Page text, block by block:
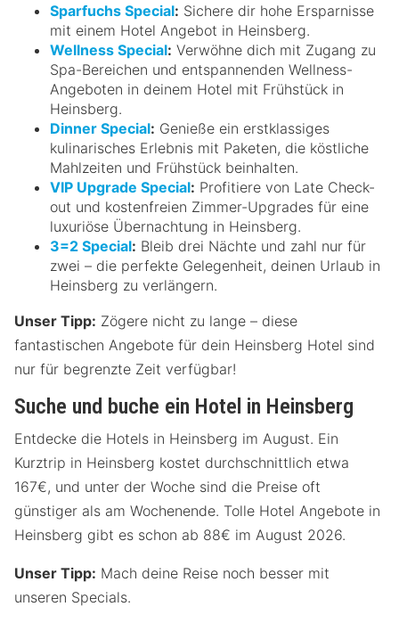
Sparfuchs Special: Sichere dir hohe Ersparnisse
mit einem Hotel Angebot in Heinsberg.
Wellness Special: Verwöhne dich mit Zugang zu
Spa-Bereichen und entspannenden Wellness-
Angeboten in deinem Hotel mit Frühstück in
Heinsberg.
Dinner Special: Genieße ein erstklassiges
kulinarisches Erlebnis mit Paketen, die köstliche
Mahlzeiten und Frühstück beinhalten.
VIP Upgrade Special: Profitiere von Late Check-
out und kostenfreien Zimmer-Upgrades für eine
luxuriöse Übernachtung in Heinsberg.
3=2 Special: Bleib drei Nächte und zahl nur für
zwei – die perfekte Gelegenheit, deinen Urlaub in
Heinsberg zu verlängern.
Unser Tipp: Zögere nicht zu lange – diese
fantastischen Angebote für dein Heinsberg Hotel sind
nur für begrenzte Zeit verfügbar!
Suche und buche ein Hotel in Heinsberg
Entdecke die Hotels in Heinsberg im August. Ein
Kurztrip in Heinsberg kostet durchschnittlich etwa
167€, und unter der Woche sind die Preise oft
günstiger als am Wochenende. Tolle Hotel Angebote in
Heinsberg gibt es schon ab 88€ im August 2026.
Unser Tipp: Mach deine Reise noch besser mit
unseren Specials.